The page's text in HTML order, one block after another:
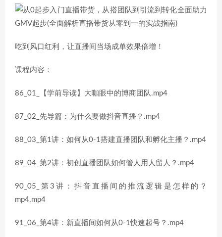
吃到风口红利，让直播间当场成单效果倍增！
课程内容：
86_01_【学前导读】大咖眼中的博商团队.mp4
87_02_先导篇：为什么要做抖音直播？.mp4
88_03_第1讲：如何从0-1搭建直播团队和孵化主播？.mp4
89_04_第2讲：初创直播团队如何管人用人留人？.mp4
90_05_第3讲：抖音直播间的推流逻辑是怎样的？
mp4.mp4
91_06_第4讲：新直播间如何从0-1快速起号？.mp4